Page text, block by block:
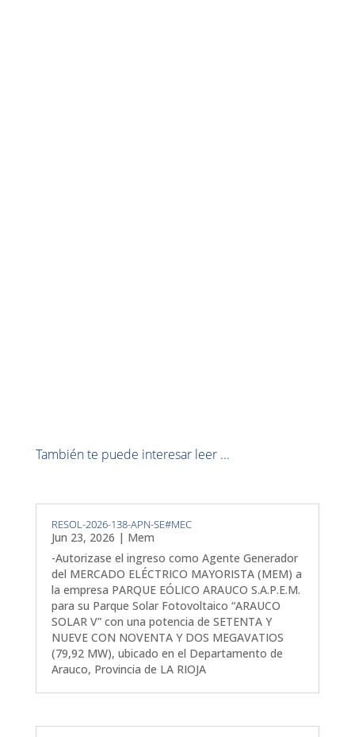
También te puede interesar leer ...
RESOL-2026-138-APN-SE#MEC
Jun 23, 2026 | Mem
-Autorizase el ingreso como Agente Generador
del MERCADO ELÉCTRICO MAYORISTA (MEM) a
la empresa PARQUE EÓLICO ARAUCO S.A.P.E.M.
para su Parque Solar Fotovoltaico “ARAUCO
SOLAR V” con una potencia de SETENTA Y
NUEVE CON NOVENTA Y DOS MEGAVATIOS
(79,92 MW), ubicado en el Departamento de
Arauco, Provincia de LA RIOJA